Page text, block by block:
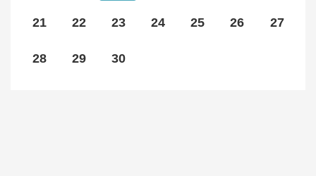
21 22 23 24 25 26 27
28 29 30